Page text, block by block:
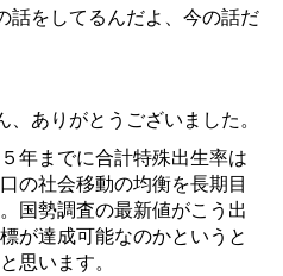
話をしてるんだよ、今の話だ
ありがとうございました。
年までに合計特殊出生率は
の社会移動の均衡を長期目
国勢調査の最新値がこう出
が達成可能なのかというと
思います。